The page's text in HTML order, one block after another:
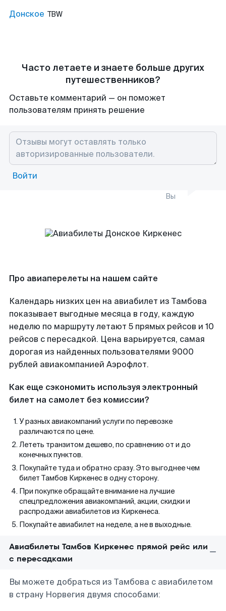
Донское TBW
Часто летаете и знаете больше других
путешественников?
Оставьте комментарий — он поможет
пользователям принять решение
Войти
Вы
Про авиаперелеты на нашем сайте
Календарь низких цен на авиабилет из Тамбова
показывает выгодные месяца в году, каждую
неделю по маршруту летают 5 прямых рейсов и 10
рейсов с пересадкой. Цена варьируется, самая
дорогая из найденных пользователями 9000
рублей авиакомпанией Аэрофлот.
Как еще сэкономить используя электронный
билет на самолет без комиссии?
У разных авиакомпаний услуги по перевозке
различаются по цене.
Лететь транзитом дешево, по сравнению от и до
конечных пунктов.
Покупайте туда и обратно сразу. Это выгоднее чем
билет Тамбов Киркенес в одну сторону.
При покупке обращайте внимание на лучшие
спецпредложения авиакомпаний, акции, скидки и
распродажи авиабилетов из Киркенеса.
Покупайте авиабилет на неделе, а не в выходные.
Авиабилеты Тамбов Киркенес прямой рейс или
с пересадками
Вы можете добраться из Тамбова с авиабилетом
в страну Норвегия двумя способами: